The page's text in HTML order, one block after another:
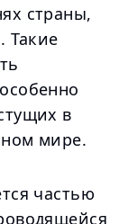
страны,
Такие
в
мире.
частью